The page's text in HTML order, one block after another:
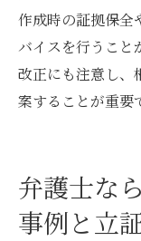
作成時の証拠保全
バイスを行うこと
改正にも注意し、
案することが重要
弁護士な
事例と立